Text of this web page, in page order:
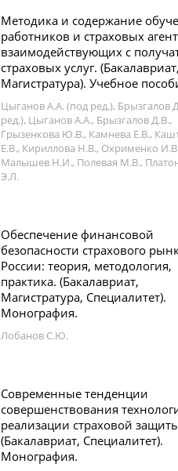
Методика и содержание
работников и страховых
взаимодействующих с
страховых услуг. (Бакалавриат,
Магистратура). Учебное
Цыганов А.А. (под ред.), Брызгалов
ред.), Цыганов А.А., Брызгалов Д.В.,
Грызенкова Ю.В., Камнева Е.В.,
Е.В., Кириллова Н.В., Охрименко
Малышев Н.И., Полевая М.В.,
Э.Л.
Обеспечение финансовой
безопасности страхового
России: теория, методология,
практика. (Бакалавриат,
Магистратура, Специалитет).
Монография.
Лобанов С.Ю.
Современные тенденции
совершенствования
реализации страховой
(Бакалавриат, Специалитет).
Монография.